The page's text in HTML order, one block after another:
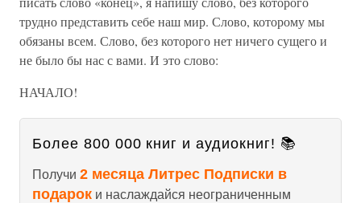
трудно представить себе наш мир. Слово, которому мы
обязаны всем. Слово, без которого нет ничего сущего и
не было бы нас с вами. И это слово:
НАЧАЛО!
Более 800 000 книг и аудиокниг! 📚
Получи 2 месяца Литрес Подписки в
подарок и наслаждайся неограниченным